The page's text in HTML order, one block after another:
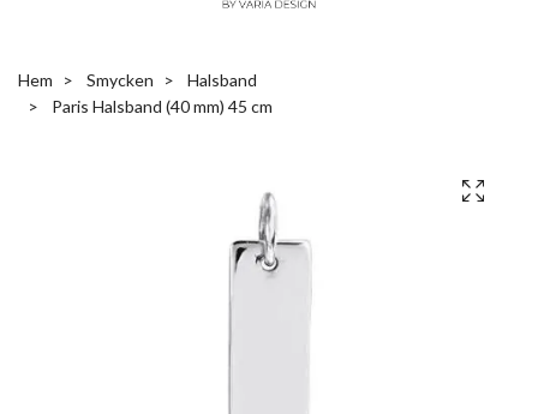
Hem Smycken
Halsband
Paris Halsband (40 mm) 45 cm